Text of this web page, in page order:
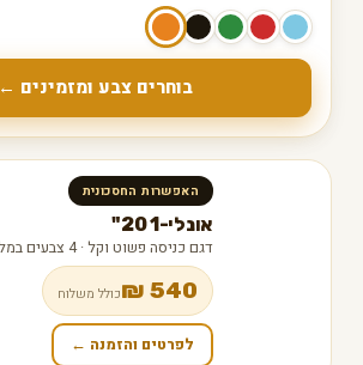
בוחרים צבע ומזמינים ←
האפשרות החסכונית
אונלי-1 20"
דגם כניסה פשוט וקל · 4 צבעים במלאי
540 ₪ כולל משלוח
לפרטים והזמנה ←